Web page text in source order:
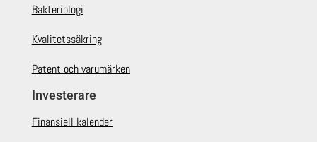
Bakteriologi
Kvalitetssäkring
Patent och varumärken
Investerare
Finansiell kalender